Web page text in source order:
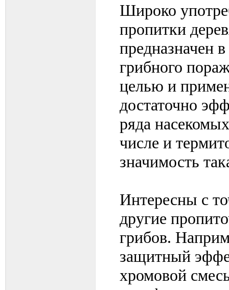
Широко
пропитки
предназначен
грибного
целью и
достаточно
ряда
числе и
значимость
Интересны с
другие
грибов.
защитный
хромовой